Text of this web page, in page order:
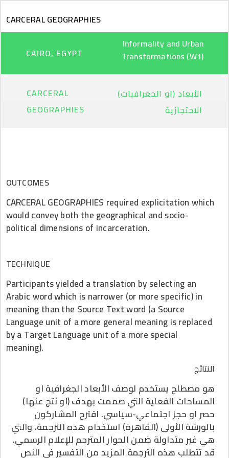
Skip to main content
CARCERAL GEOGRAPHIES
CAIRO, EGYPT
Informality and Urban
Transformations (W1)
CARCERAL
GEOGRAPHIES
الأبعاد (او الجغرافيات)
الاحتجازية
OUTCOMES
CARCERAL GEOGRAPHIES required explicitation which
would convey both the geographical and socio-
political dimensions of incarceration.
TECHNIQUE
Participants yielded a translation by selecting an
Arabic word which is narrower (or more specific) in
meaning than the Source Text word (a Source
Language unit of a more general meaning is replaced
by a Target Language unit of a more special
meaning).
النتائج
هو مصطلح يستخدم لوصف الأبعاد الجغرافية او
المساحات الفعلية التي صممت بهدف (او نتج عنها)
حصر او حجز اجتماعي-سياسي. اقترح المشاركون
بالورشة الأولى (القاهرة) استخدام هذه الترجمة، والتي
هي غير متداولة ضمن الحوار المترجم للإعلام الرسمي.
قد تتطلب هذه الترجمة المزيد من التفسير في النص